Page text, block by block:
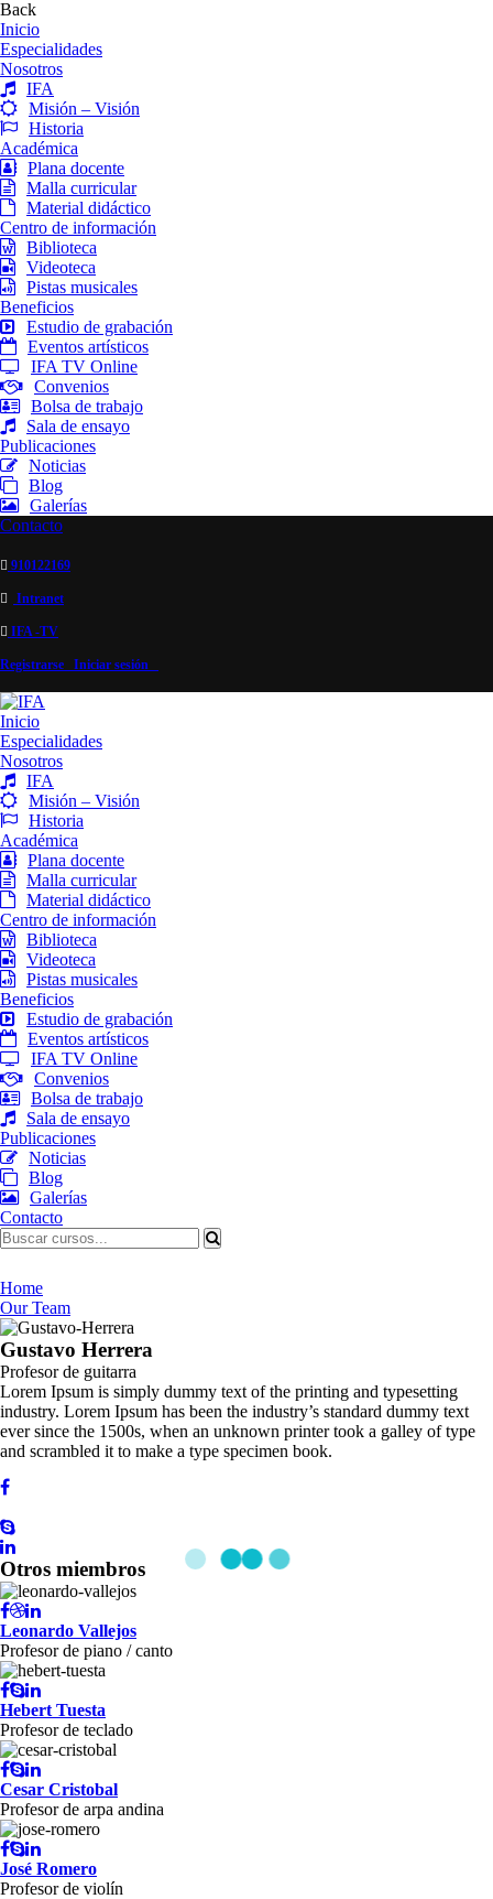
Back
Inicio
Especialidades
Nosotros
IFA
Misión – Visión
Historia
Académica
Plana docente
Malla curricular
Material didáctico
Centro de información
Biblioteca
Videoteca
Pistas musicales
Beneficios
Estudio de grabación
Eventos artísticos
IFA TV Online
Convenios
Bolsa de trabajo
Sala de ensayo
Publicaciones
Noticias
Blog
Galerías
Contacto
910122169
Intranet
IFA -TV
Registrarse Iniciar sesión
Inicio
Especialidades
Nosotros
IFA
Misión – Visión
Historia
Académica
Plana docente
Malla curricular
Material didáctico
Centro de información
Biblioteca
Videoteca
Pistas musicales
Beneficios
Estudio de grabación
Eventos artísticos
IFA TV Online
Convenios
Bolsa de trabajo
Sala de ensayo
Publicaciones
Noticias
Blog
Galerías
Contacto
Home
Our Team
Gustavo Herrera
Profesor de guitarra
Lorem Ipsum is simply dummy text of the printing and typesetting
industry. Lorem Ipsum has been the industry’s standard dummy text
ever since the 1500s, when an unknown printer took a galley of type
and scrambled it to make a type specimen book.
Otros miembros
Leonardo Vallejos
Profesor de piano / canto
Hebert Tuesta
Profesor de teclado
Cesar Cristobal
Profesor de arpa andina
José Romero
Profesor de violín